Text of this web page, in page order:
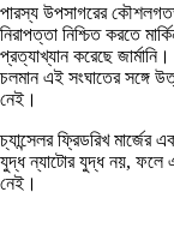
পারস্য উপসাগরের
নিরাপত্তা নিশ্চিত করতে
প্রত্যাখ্যান করেছে
চলমান এই সংঘাতের সঙ্গে
নেই।
চ্যান্সেলর ফ্রিডরিখ
যুদ্ধ ন্যাটোর যুদ্ধ নয়,
নেই।